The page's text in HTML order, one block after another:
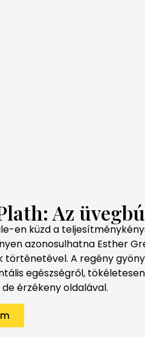
Az
en küzd a
azonosulhatna Esther
történetével. A regény
egészségről,
érzékeny oldalával.